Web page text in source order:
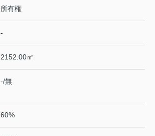
所有権
-
2152.00㎡
-/無
60%